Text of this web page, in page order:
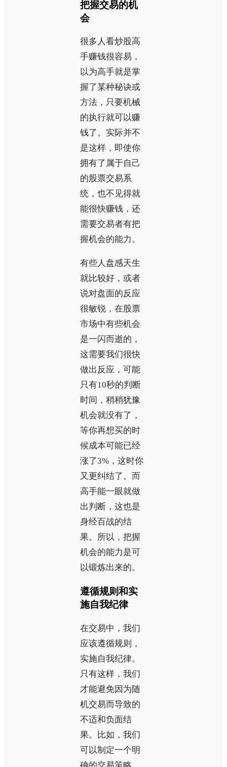
把握交易的机
会
很多人看炒股高
手赚钱很容易，
以为高手就是掌
握了某种秘诀或
方法，只要机械
的执行就可以赚
钱了。实际并不
是这样，即使你
拥有了属于自己
的股票交易系
统，也不见得就
能很快赚钱，还
需要交易者有把
握机会的能力。
有些人盘感天生
就比较好，或者
说对盘面的反应
很敏锐，在股票
市场中有些机会
是一闪而逝的，
这需要我们很快
做出反应，可能
只有10秒的判断
时间，稍稍犹豫
机会就没有了，
等你再想买的时
候成本可能已经
涨了3%，这时你
又更纠结了。而
高手能一眼就做
出判断，这也是
身经百战的结
果。所以，把握
机会的能力是可
以锻炼出来的。
遵循规则和实
施自我纪律
在交易中，我们
应该遵循规则，
实施自我纪律。
只有这样，我们
才能避免因为随
机交易而导致的
不适和负面结
果。比如，我们
可以制定一个明
确的交易策略，